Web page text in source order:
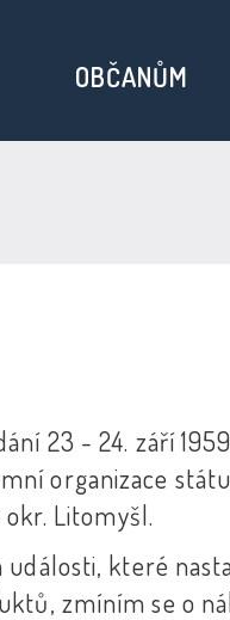
OBČANŮM
23 - 24. září
organizace
Litomyšl.
které
zmíním se o